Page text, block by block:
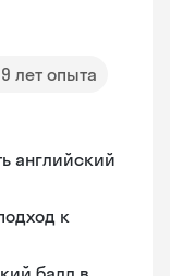
9 лет опыта
английский
к